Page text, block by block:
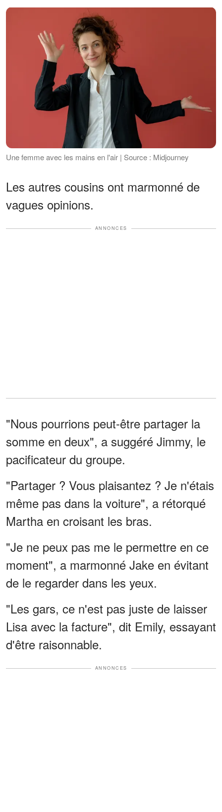
Une femme avec les mains en l'air | Source : Midjourney
Les autres cousins ont marmonné de
vagues opinions.
ANNONCES
"Nous pourrions peut-être partager la
somme en deux", a suggéré Jimmy, le
pacificateur du groupe.
"Partager ? Vous plaisantez ? Je n'étais
même pas dans la voiture", a rétorqué
Martha en croisant les bras.
"Je ne peux pas me le permettre en ce
moment", a marmonné Jake en évitant
de le regarder dans les yeux.
"Les gars, ce n'est pas juste de laisser
Lisa avec la facture", dit Emily, essayant
d'être raisonnable.
ANNONCES